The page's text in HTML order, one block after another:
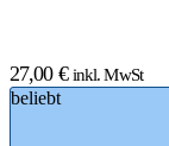
27,00 € inkl. MwSt
beliebt